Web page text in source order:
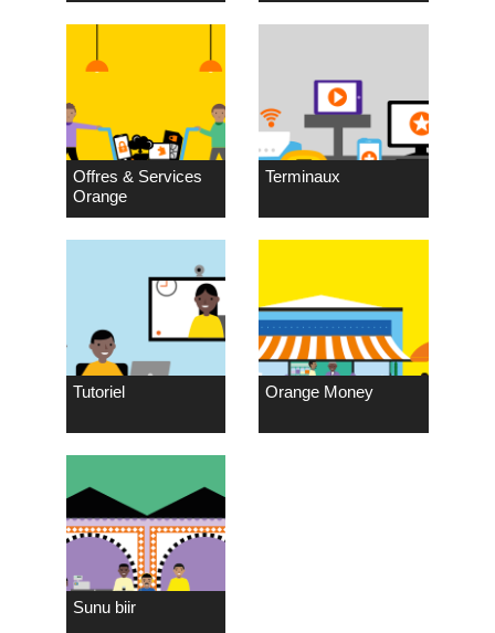
Offres & Services
Orange
Terminaux
Tutoriel Orange Money
Sunu biir